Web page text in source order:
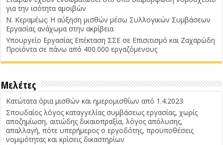
για την ισότητα αμοιβών
Ν. Κεραμέως: Η αύξηση μισθών μέσω Συλλογικών Συμβάσεων
Εργασίας ανάχωμα στην ακρίβεια
Υπουργείο Εργασίας Επέκταση ΣΣΕ σε Επισιτισμό και Ζαχαρώδη
Προϊόντα σε πάνω από 400.000 εργαζόμενους
Μελέτες
Κατώτατα όρια μισθών και ημερομισθίων από 1.4.2023
Σπουδαίος λόγος καταγγελίας συμβάσεως εργασίας, χωρίς
αποζημίωση, αιτιώδης δικαιοπραξία, λόγος απόλυσης,
απαλλαγή, πότε υπερήμερος ο εργοδότης, προϋποθέσεις
νομιμότητας και κρίσεις δικαστηρίων